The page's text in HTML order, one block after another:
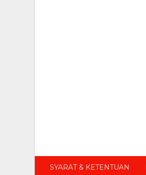
SYARAT & KETENTUAN